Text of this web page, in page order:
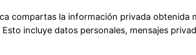
compartas la información privada obtenida
incluye datos personales, mensajes